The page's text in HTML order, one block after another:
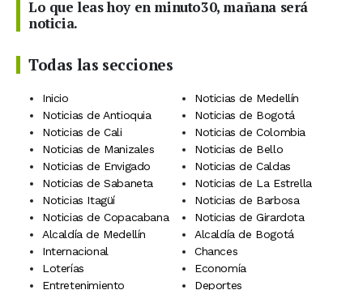
Lo que leas hoy en minuto30, mañana será
noticia.
Todas las secciones
Inicio
Noticias de Medellín
Noticias de Antioquia
Noticias de Bogotá
Noticias de Cali
Noticias de Colombia
Noticias de Manizales
Noticias de Bello
Noticias de Envigado
Noticias de Caldas
Noticias de Sabaneta
Noticias de La Estrella
Noticias Itagüí
Noticias de Barbosa
Noticias de Copacabana
Noticias de Girardota
Alcaldía de Medellín
Alcaldía de Bogotá
Internacional
Chances
Loterías
Economía
Entretenimiento
Deportes